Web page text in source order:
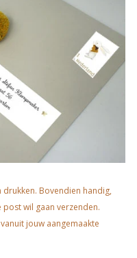
Bovendien handig,
wil gaan verzenden.
jouw aangemaakte